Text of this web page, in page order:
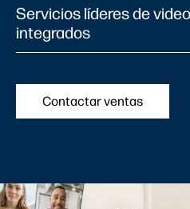
Servicios líderes de
integrados
Contactar ventas